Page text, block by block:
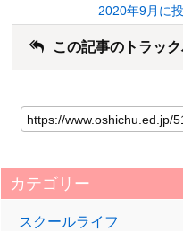
2020年9月に
この記事のトラッ
カテゴリー
スクールライフ